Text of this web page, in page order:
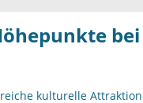
kulturelle